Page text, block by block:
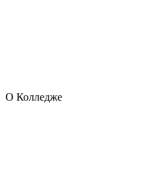
О Колледже